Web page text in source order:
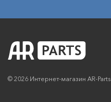
© 2026 Интернет-магазин AR-Parts